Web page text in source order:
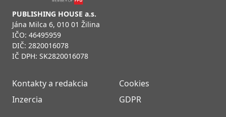
PUBLISHING HOUSE a.s.
Jána Milca 6, 010 01 Žilina
IČO: 46495959
DIČ: 2820016078
IČ DPH: SK2820016078
Kontakty a redakcia
Inzercia
Cookies
GDPR